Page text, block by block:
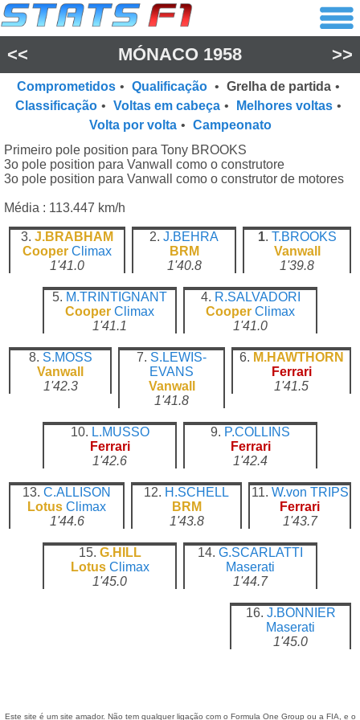
<< MÓNACO 1958 >>
Comprometidos • Qualificação • Grelha de partida •
Classificação • Voltas em cabeça • Melhores voltas •
Volta por volta • Campeonato
Primeiro pole position para Tony BROOKS
3o pole position para Vanwall como o construtore
3o pole position para Vanwall como o construtor de motores
Média : 113.447 km/h
3. J.BRABHAM
Cooper Climax
1'41.0
2. J.BEHRA
BRM
1'40.8
1. T.BROOKS
Vanwall
1'39.8
5. M.TRINTIGNANT
Cooper Climax
1'41.1
4. R.SALVADORI
Cooper Climax
1'41.0
8. S.MOSS
Vanwall
1'42.3
7. S.LEWIS-
EVANS
Vanwall
1'41.8
6. M.HAWTHORN
Ferrari
1'41.5
10. L.MUSSO
Ferrari
1'42.6
9. P.COLLINS
Ferrari
1'42.4
13. C.ALLISON
Lotus Climax
1'44.6
12. H.SCHELL
BRM
1'43.8
11. W.von TRIPS
Ferrari
1'43.7
15. G.HILL
Lotus Climax
1'45.0
14. G.SCARLATTI
Maserati
1'44.7
16. J.BONNIER
Maserati
1'45.0
Este site é um site amador. Não tem qualquer ligação com o Formula One Group ou a FIA, e o